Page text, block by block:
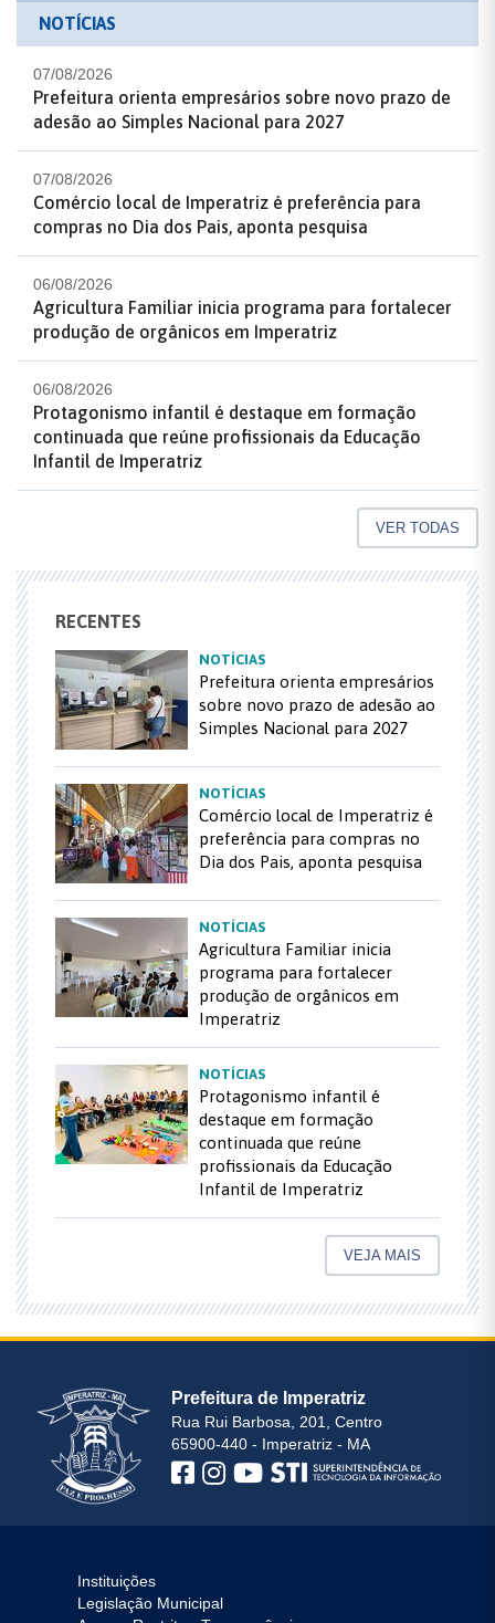
NOTÍCIAS
07/08/2026
Prefeitura orienta empresários sobre novo prazo de
adesão ao Simples Nacional para 2027
07/08/2026
Comércio local de Imperatriz é preferência para
compras no Dia dos Pais, aponta pesquisa
06/08/2026
Agricultura Familiar inicia programa para fortalecer
produção de orgânicos em Imperatriz
06/08/2026
Protagonismo infantil é destaque em formação
continuada que reúne profissionais da Educação
Infantil de Imperatriz
VER TODAS
RECENTES
NOTÍCIAS
Prefeitura orienta empresários
sobre novo prazo de adesão ao
Simples Nacional para 2027
NOTÍCIAS
Comércio local de Imperatriz é
preferência para compras no
Dia dos Pais, aponta pesquisa
NOTÍCIAS
Agricultura Familiar inicia
programa para fortalecer
produção de orgânicos em
Imperatriz
NOTÍCIAS
Protagonismo infantil é
destaque em formação
continuada que reúne
profissionais da Educação
Infantil de Imperatriz
VEJA MAIS
Prefeitura de Imperatriz
Rua Rui Barbosa, 201, Centro
65900-440 - Imperatriz - MA
Instituições
Legislação Municipal